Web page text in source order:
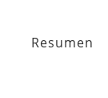
Resumen